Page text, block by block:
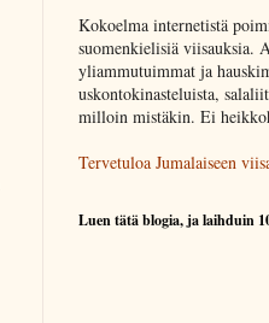
Kokoelma internetistä
suomenkielisiä viisauksia.
yliammutuimmat ja
uskontokinasteluista,
milloin mistäkin. Ei
Tervetuloa Jumalaiseen
Luen tätä blogia, ja laihduin